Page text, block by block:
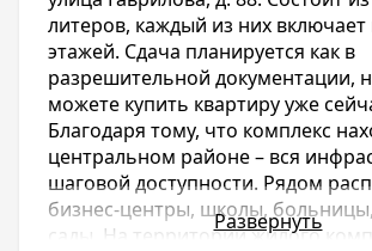
литеров, каждый из них включает
этажей. Сдача планируется как в
разрешительной документации,
можете купить квартиру уже
Благодаря тому, что комплекс
центральном районе – вся
шаговой доступности. Рядом
бизнес-центры, школы,
сады. На территории жилого
Развернуть